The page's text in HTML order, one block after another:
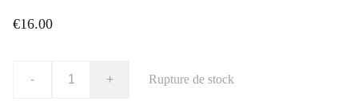
€16.00
- + Rupture de stock